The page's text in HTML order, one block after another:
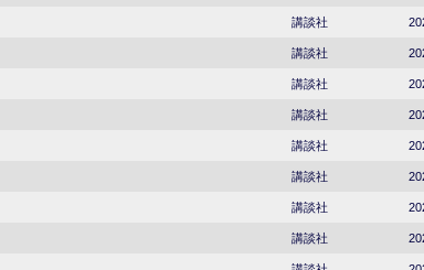
講談社
講談社
講談社
講談社
講談社
講談社
講談社
講談社